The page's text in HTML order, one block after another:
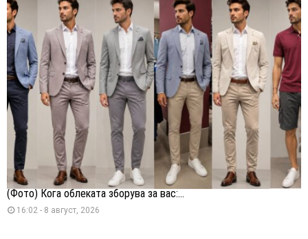
(Фото) Кога облеката зборува за вас:...
16:02 - 8 август, 2026